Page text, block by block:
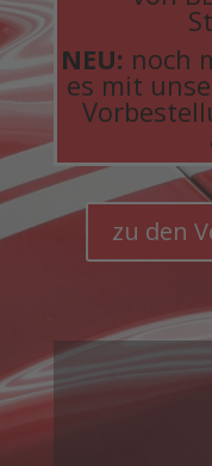
NEU: noch
es mit
zu den